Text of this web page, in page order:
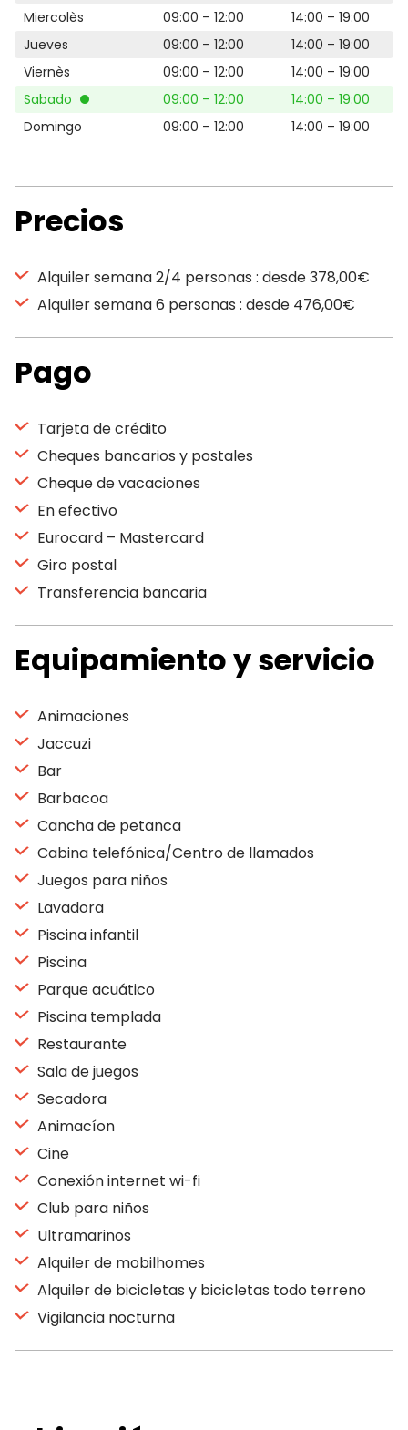
Miercolès
09:00 – 12:00
14:00 – 19:00
Jueves
09:00 – 12:00
14:00 – 19:00
Viernès
09:00 – 12:00
14:00 – 19:00
Sabado
09:00 – 12:00
14:00 – 19:00
Domingo
09:00 – 12:00 14:00 – 19:00
Precios
Alquiler semana 2/4 personas : desde 378,00€
Alquiler semana 6 personas : desde 476,00€
Pago
Tarjeta de crédito
Cheques bancarios y postales
Cheque de vacaciones
En efectivo
Eurocard – Mastercard
Giro postal
Transferencia bancaria
Equipamiento y servicio
Animaciones
Jaccuzi
Bar
Barbacoa
Cancha de petanca
Cabina telefónica/Centro de llamados
Juegos para niños
Lavadora
Piscina infantil
Piscina
Parque acuático
Piscina templada
Restaurante
Sala de juegos
Secadora
Animacíon
Cine
Conexión internet wi-fi
Club para niños
Ultramarinos
Alquiler de mobilhomes
Alquiler de bicicletas y bicicletas todo terreno
Vigilancia nocturna